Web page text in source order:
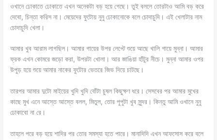
ওখানে ঢোকাতে ঢোকাতে এখন অনেকটা বড় হয়ে গেছে। তুই বললে তোরটাও আমি বড় করে
দেবো, চিন্তা করিস না। মেয়েদের ফুটোয় নুনু ঢোকানোকে বলে চোদাচুদি। এই খেলাটার নাম
চোদাচুদি খেলা।
আমার খুব আরাম লাগছিল। আমার গায়ের উপর লেপ্টে শুয়ে আছে খালি গায়ে মুন্না। আমার
ফ্রক এখন কোমরে জড়ো করা, উপরটা খোলা। আর জাঙিয়া হাঁটুর নীচে। মুন্না আমার ওপর
উপুড় হয়ে শুয়ে আমার নাকের ফুটোর ভেতরে জিভ দিয়ে চাটছে।
তারপর আমার দুটো মাইয়ের খুদি খুদি বোঁটা চুষল কিছুক্ষণ ধরে। সেসবের পর আমার মুখের
কাছে মুখ এনে আস্তে আস্তে বলল, মিতুল, তোর পুপুটা খুব সুন্দর। কিন্তু আমি ওখানে নুনু
ঢোকাবো না রে।
তাহলে পরে বড় হয়ে শাদির পর তোর সমস্যা হতে পারে। মানাদিদি এখন আফসোস করে বলে